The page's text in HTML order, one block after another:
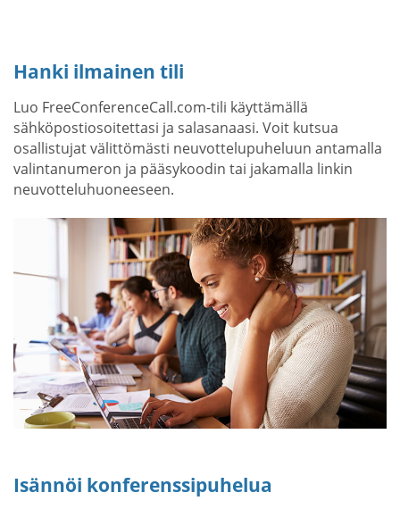
Hanki ilmainen tili
Luo FreeConferenceCall.com-tili käyttämällä
sähköpostiosoitettasi ja salasanaasi. Voit kutsua
osallistujat välittömästi neuvottelupuheluun antamalla
valintanumeron ja pääsykoodin tai jakamalla linkin
neuvotteluhuoneeseen.
Isännöi konferenssipuhelua